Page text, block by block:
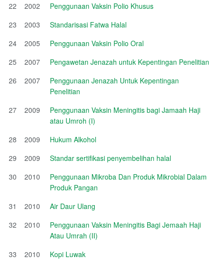
22
2002
Penggunaan Vaksin Polio Khusus
23
2003
Standarisasi Fatwa Halal
24
2005
Penggunaan Vaksin Polio Oral
25
2007
Pengawetan Jenazah untuk Kepentingan Penelitian
26
2007
Penggunaan Jenazah Untuk Kepentingan
Penelitian
27
2009
Penggunaan Vaksin Meningitis bagi Jamaah Haji
atau Umroh (I)
28
2009
Hukum Alkohol
29
2009
Standar sertifikasi penyembelihan halal
30
2010
Penggunaan Mikroba Dan Produk Mikrobial Dalam
Produk Pangan
31
2010
Air Daur Ulang
32
2010
Penggunaan Vaksin Meningitis Bagi Jemaah Haji
Atau Umrah (II)
33
2010
Kopi Luwak